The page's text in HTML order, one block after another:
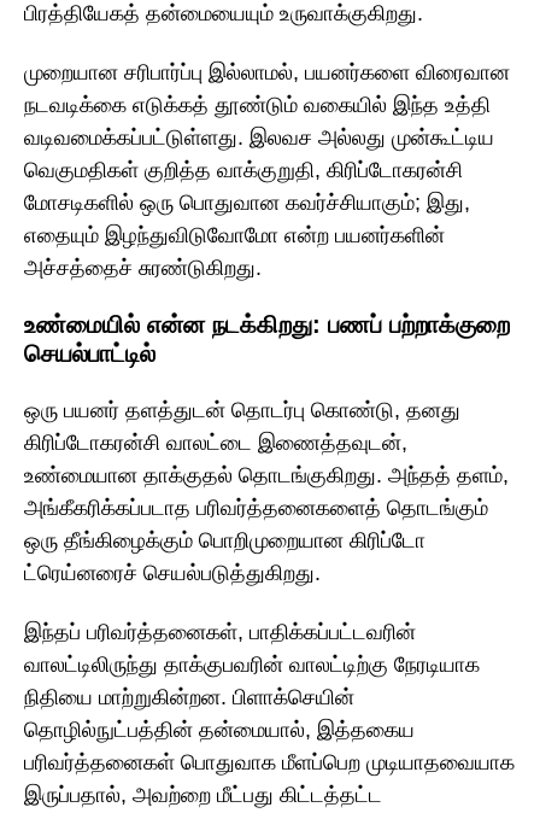
பிரத்தியேகத் தன்மையையும் உருவாக்குகிறது.
முறையான சரிபார்ப்பு இல்லாமல், பயனர்களை விரைவான
நடவடிக்கை எடுக்கத் தூண்டும் வகையில் இந்த உத்தி
வடிவமைக்கப்பட்டுள்ளது. இலவச அல்லது முன்கூட்டிய
வெகுமதிகள் குறித்த வாக்குறுதி, கிரிப்டோகரன்சி
மோசடிகளில் ஒரு பொதுவான கவர்ச்சியாகும்; இது,
எதையும் இழந்துவிடுவோமோ என்ற பயனர்களின்
அச்சத்தைச் சுரண்டுகிறது.
உண்மையில் என்ன நடக்கிறது: பணப் பற்றாக்குறை
செயல்பாட்டில்
ஒரு பயனர் தளத்துடன் தொடர்பு கொண்டு, தனது
கிரிப்டோகரன்சி வாலட்டை இணைத்தவுடன்,
உண்மையான தாக்குதல் தொடங்குகிறது. அந்தத் தளம்,
அங்கீகரிக்கப்படாத பரிவர்த்தனைகளைத் தொடங்கும்
ஒரு தீங்கிழைக்கும் பொறிமுறையான கிரிப்டோ
ட்ரெய்னரைச் செயல்படுத்துகிறது.
இந்தப் பரிவர்த்தனைகள், பாதிக்கப்பட்டவரின்
வாலட்டிலிருந்து தாக்குபவரின் வாலட்டிற்கு நேரடியாக
நிதியை மாற்றுகின்றன. பிளாக்செயின்
தொழில்நுட்பத்தின் தன்மையால், இத்தகைய
பரிவர்த்தனைகள் பொதுவாக மீளப்பெற முடியாதவையாக
இருப்பதால், அவற்றை மீட்பது கிட்டத்தட்ட